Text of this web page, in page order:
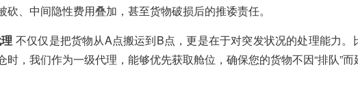
、中间隐性费用叠加，甚至货物破损后的推诿责任。
不仅仅是把货物从A点搬运到B点，更是在于对突发状况的处理能力。
，我们作为一级代理，能够优先获取舱位，确保您的货物不因“排队”